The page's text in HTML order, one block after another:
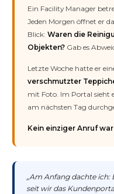
Ein Facility Manager
Jeden Morgen öffnet er
Blick:Waren die
Objekten? Gab es
Letzte Woche hatte er
verschmutzter
mit Foto. Im Portal sieht
am nächsten Tag
Kein einziger Anruf
„Am Anfang dachte ich:
seit wir das